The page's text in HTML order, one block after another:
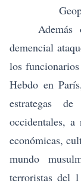
Además
demencial
los
Hebdo en
estrategas
occidentales, a
económicas,
mundo
terroristas del